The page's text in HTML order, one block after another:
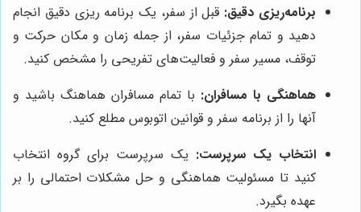
برنامه‌ریزی دقیق: قبل از سفر، یک برنامه ریزی دقیق انجام
دهید و تمام جزئیات سفر، از جمله زمان و مکان حرکت و
توقف، مسیر سفر و فعالیت‌های تفریحی را مشخص کنید.
هماهنگی با مسافران: با تمام مسافران هماهنگ باشید و
آنها را از برنامه سفر و قوانین اتوبوس مطلع کنید.
انتخاب یک سرپرست: یک سرپرست برای گروه انتخاب
کنید تا مسئولیت هماهنگی و حل مشکلات احتمالی را بر
عهده بگیرد.